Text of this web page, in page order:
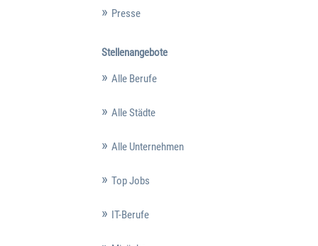
Presse
Stellenangebote
Alle Berufe
Alle Städte
Alle Unternehmen
Top Jobs
IT-Berufe